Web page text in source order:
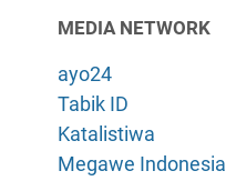
MEDIA NETWORK
ayo24
Tabik ID
Katalistiwa
Megawe Indonesia